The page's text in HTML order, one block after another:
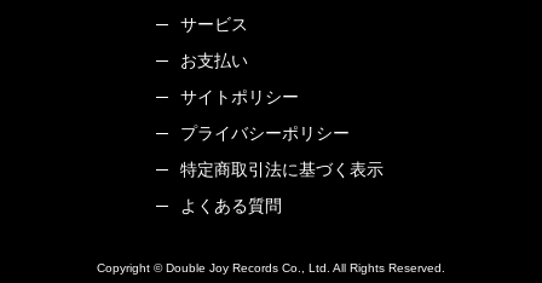
サービス
お支払い
サイトポリシー
プライバシーポリシー
特定商取引法に基づく表示
よくある質問
Copyright © Double Joy Records Co., Ltd. All Rights Reserved.